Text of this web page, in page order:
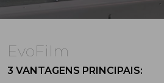
EvoFilm
3 VANTAGENS PRINCIPAIS: